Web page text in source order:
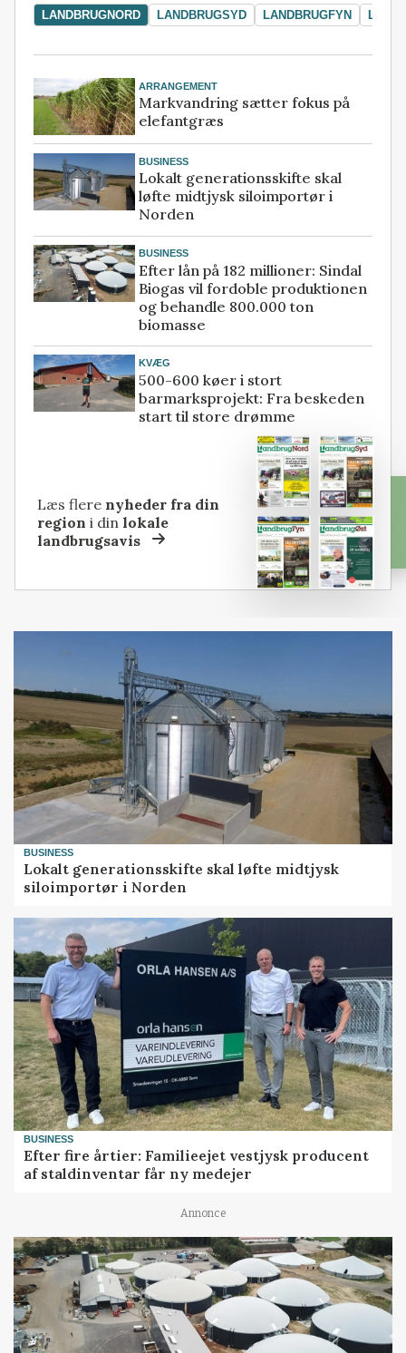
LANDBRUGNORD LANDBRUGSYD LANDBRUGFYN
ARRANGEMENT
Markvandring sætter fokus på
elefantgræs
BUSINESS
Lokalt generationsskifte skal
løfte midtjysk siloimportør i
Norden
BUSINESS
Efter lån på 182 millioner: Sindal
Biogas vil fordoble produktionen
og behandle 800.000 ton
biomasse
KVÆG
500-600 køer i stort
barmarksprojekt: Fra beskeden
start til store drømme
Læs flere nyheder fra din
region i dinlokale
landbrugsavis
BUSINESS
Lokalt generationsskifte skal løfte midtjysk
siloimportør i Norden
BUSINESS
Efter fire årtier: Familieejet vestjysk producent
af staldinventar får ny medejer
Annonce